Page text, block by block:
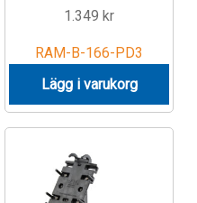
1.349 kr
RAM-B-166-PD3
Lägg i varukorg